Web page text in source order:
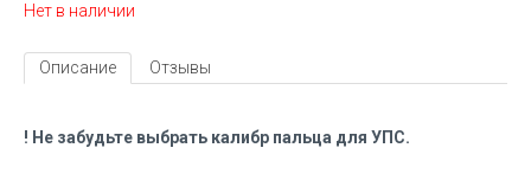
Нет в наличии
Описание Отзывы
! Не забудьте выбрать калибр пальца для УПС.